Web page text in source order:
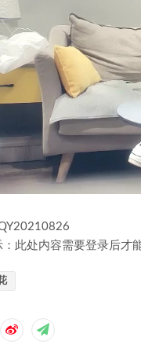
此处内容需要登录后才